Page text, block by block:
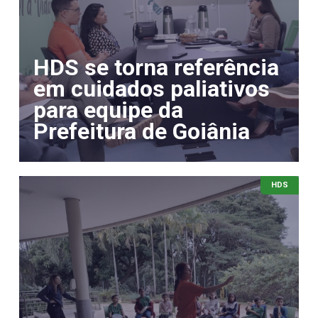
HDS se torna referência
em cuidados paliativos
para equipe da
Prefeitura de Goiânia
HDS